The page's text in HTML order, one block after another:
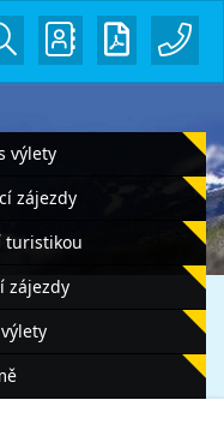
výlety
zájezdy
turistikou
zájezdy